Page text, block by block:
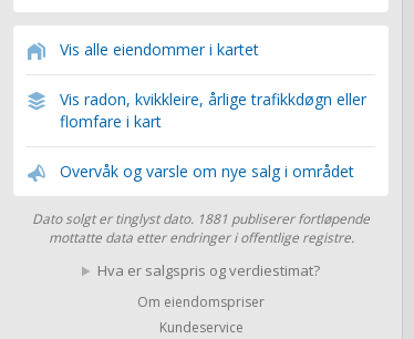
Vis alle eiendommer i kartet
Vis radon, kvikkleire, årlige trafikkdøgn eller
flomfare i kart
Overvåk og varsle om nye salg i området
Dato solgt er tinglyst dato. 1881 publiserer fortløpende
mottatte data etter endringer i offentlige registre.
Hva er salgspris og verdiestimat?
Om eiendomspriser
Kundeservice